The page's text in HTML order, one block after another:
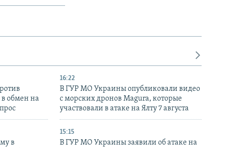
обмен на
16:22
В ГУР МО Украины опубликовали видео
с морских дронов Magura, которые
участвовали в атаке на Ялту 7 августа
в
15:15
В ГУР МО Украины заявили об атаке на